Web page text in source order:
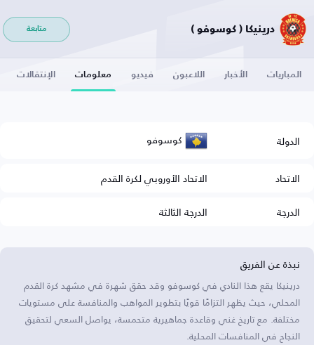
درينيكا ( كوسوفو ) متابعة
المباريات الأخبار اللاعبون فيديو معلومات الإنتقالات
الدولة كوسوفو
الاتحاد
الاتحاد الأوروبي لكرة القدم
الدرجة
الدرجة الثالثة
نبذة عن الفريق
درينيكا يقع هذا النادي في كوسوفو وقد حقق شهرة في مشهد كرة القدم
المحلي، حيث يظهر التزامًا قويًا بتطوير المواهب والمنافسة على مستويات
مختلفة. مع تاريخ غني وقاعدة جماهيرية متحمسة، يواصل السعي لتحقيق
النجاح في المنافسات المحلية.